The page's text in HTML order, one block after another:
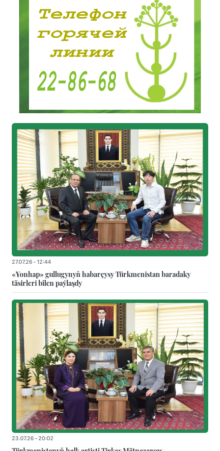
27.07.26 - 12:44
«Yonhap» gullugynyň habarçysy Türkmenistan baradaky
täsirleri bilen paýlaşdy
23.07.26 - 20:02